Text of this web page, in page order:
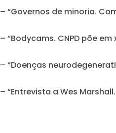
– “Governos de minoria.
– “Bodycams. CNPD põe
– “Doenças
– “Entrevista a Wes